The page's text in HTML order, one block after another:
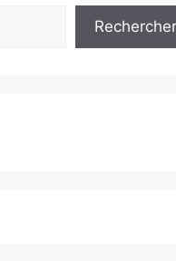
Rechercher